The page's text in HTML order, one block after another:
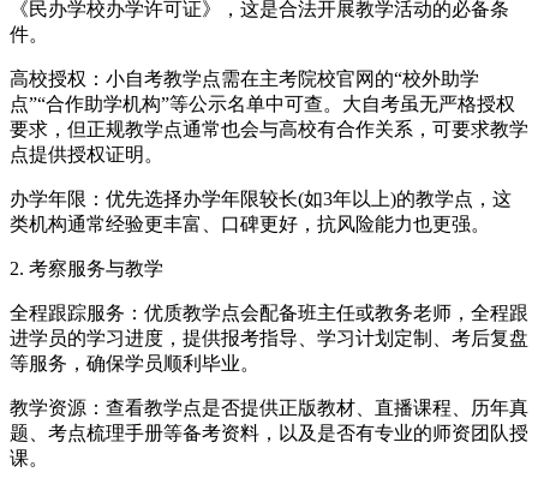
《民办学校办学许可证》，这是合法开展教学活动的必备条
件。
高校授权：小自考教学点需在主考院校官网的“校外助学
点”“合作助学机构”等公示名单中可查。大自考虽无严格授权
要求，但正规教学点通常也会与高校有合作关系，可要求教学
点提供授权证明。
办学年限：优先选择办学年限较长(如3年以上)的教学点，这
类机构通常经验更丰富、口碑更好，抗风险能力也更强。
2. 考察服务与教学
全程跟踪服务：优质教学点会配备班主任或教务老师，全程跟
进学员的学习进度，提供报考指导、学习计划定制、考后复盘
等服务，确保学员顺利毕业。
教学资源：查看教学点是否提供正版教材、直播课程、历年真
题、考点梳理手册等备考资料，以及是否有专业的师资团队授
课。